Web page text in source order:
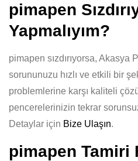
pimapen
Yapmalıyım?
pimapen sızdırıyorsa, Akasya
sorununuzu hızlı ve etkili bir
problemlerine karşı kaliteli
pencerelerinizin tekrar
Detaylar için Bize Ulaşın.
pimapen Tamiri